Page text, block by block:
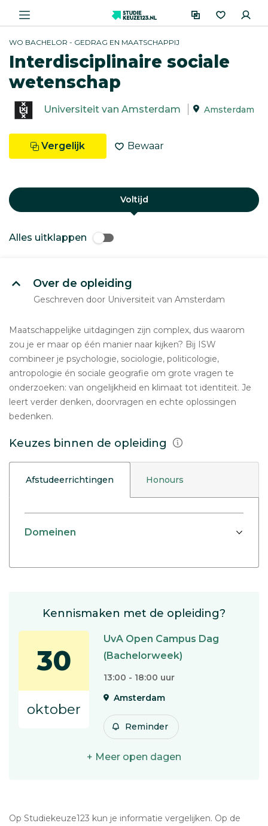
WO BACHELOR - GEDRAG EN MAATSCHAPPIJ
Interdisciplinaire sociale
wetenschap
Universiteit van Amsterdam Amsterdam
Vergelijk Bewaar
Voltijd
Alles uitklappen
Over de opleiding
Geschreven door Universiteit van Amsterdam
Maatschappelijke uitdagingen zijn complex, dus waarom
zou je er maar op één manier naar kijken? Bij ISW
combineer je psychologie, sociologie, politicologie,
antropologie én sociale geografie om grote vragen te
onderzoeken: van ongelijkheid en klimaat tot identiteit. Je
leert verder denken, doorvragen en echte oplossingen
bedenken.
Keuzes binnen de opleiding
Afstudeerrichtingen Honours
Domeinen
Kennismaken met de opleiding?
30
oktober
UvA Open Campus Dag
(Bachelorweek)
13:00 - 18:00 uur
Amsterdam
Reminder
+ Meer open dagen
Op Studiekeuze123 kun je informatie vergelijken. Op de